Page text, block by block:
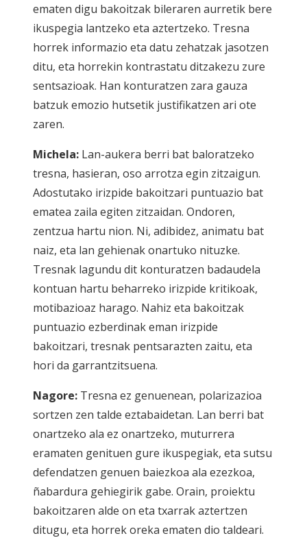
ematen digu bakoitzak bileraren aurretik bere
ikuspegia lantzeko eta aztertzeko. Tresna
horrek informazio eta datu zehatzak jasotzen
ditu, eta horrekin kontrastatu ditzakezu zure
sentsazioak. Han konturatzen zara gauza
batzuk emozio hutsetik justifikatzen ari ote
zaren.
Michela: Lan-aukera berri bat baloratzeko
tresna, hasieran, oso arrotza egin zitzaigun.
Adostutako irizpide bakoitzari puntuazio bat
ematea zaila egiten zitzaidan. Ondoren,
zentzua hartu nion. Ni, adibidez, animatu bat
naiz, eta lan gehienak onartuko nituzke.
Tresnak lagundu dit konturatzen badaudela
kontuan hartu beharreko irizpide kritikoak,
motibazioaz harago. Nahiz eta bakoitzak
puntuazio ezberdinak eman irizpide
bakoitzari, tresnak pentsarazten zaitu, eta
hori da garrantzitsuena.
Nagore: Tresna ez genuenean, polarizazioa
sortzen zen talde eztabaidetan. Lan berri bat
onartzeko ala ez onartzeko, muturrera
eramaten genituen gure ikuspegiak, eta sutsu
defendatzen genuen baiezkoa ala ezezkoa,
ñabardura gehiegirik gabe. Orain, proiektu
bakoitzaren alde on eta txarrak aztertzen
ditugu, eta horrek oreka ematen dio taldeari.